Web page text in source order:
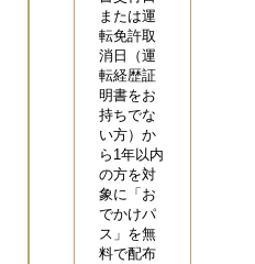
または運
転免許取
消日（運
転経歴証
明書をお
持ちでな
い方）か
ら1年以内
の方を対
象に「お
でかけパ
ス」を無
料で配布